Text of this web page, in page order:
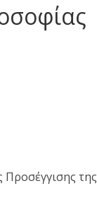
Προσέγγισης της